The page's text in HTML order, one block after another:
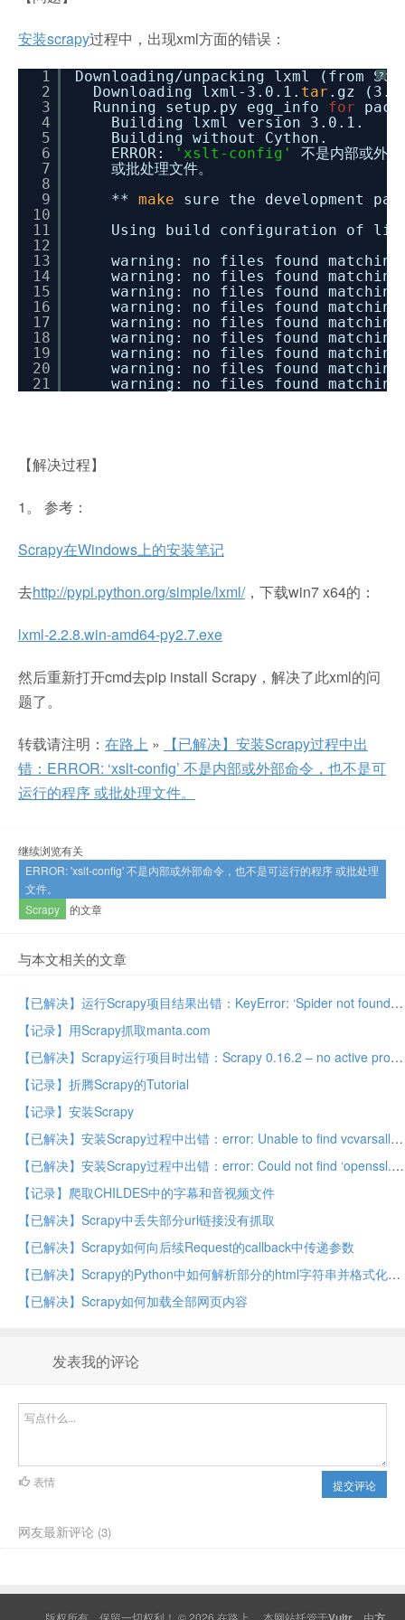
安装scrapy过程中，出现xml方面的错误：
?
1
2
3
4
5
6
7
8
9
10
11
12
13
14
15
16
17
18
19
20
21
Downloading/unpacking
lxml (from
Downloading lxml-3.0.1. tar .gz
Running setup.py egg_info for
Building lxml version 3.0.1.
Building without Cython.
ERROR:
'xslt-config'
不是内部或外
或批处理文件。
** make
sure the development
Using build configuration of
warning: no files found
warning: no files found
warning: no files found
warning: no files found
warning: no files found
warning: no files found
warning: no files found
warning: no files found
warning: no files found
【解决过程】
1。 参考：
Scrapy在Windows上的安装笔记
去http://pypi.python.org/simple/lxml/，下载win7 x64的：
lxml-2.2.8.win-amd64-py2.7.exe
然后重新打开cmd去pip install Scrapy，解决了此xml的问
题了。
转载请注明： 在路上 »
【已解决】安装Scrapy过程中出
错：ERROR: ‘xslt-config’ 不是内部或外部命令，也不是可
运行的程序 或批处理文件。
继续浏览有关
ERROR: 'xslt-config' 不是内部或外部命令，也不是可运行的程序 或批处理
文件。
Scrapy
的文章
与本文相关的文章
【已解决】运行Scrapy项目结果出错：KeyError: ‘Spider not found: manta’
【记录】用Scrapy抓取manta.com
【已解决】Scrapy运行项目时出错：Scrapy 0.16.2 – no active project，Unknown command: crawl，Use "scrapy" to see available commands
【记录】折腾Scrapy的Tutorial
【记录】安装Scrapy
【已解决】安装Scrapy过程中出错：error: Unable to find vcvarsall.bat
【已解决】安装Scrapy过程中出错：error: Could not find ‘openssl.exe’
【记录】爬取CHILDES中的字幕和音视频文件
【已解决】Scrapy中丢失部分url链接没有抓取
【已解决】Scrapy如何向后续Request的callback中传递参数
【已解决】Scrapy的Python中如何解析部分的html字符串并格式化为html网页源码
【已解决】Scrapy如何加载全部网页内容
发表我的评论
提交评论
表情
网友最新评论 (3)
版权所有，保留一切权利！ © 2026 在路上 本网站托管于 ，由